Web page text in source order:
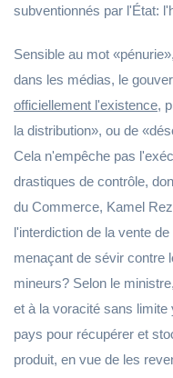
subventionnés par l'État:
Sensible au mot
dans les médias, le
officiellement l'existence,
la distribution», ou de
Cela n'empêche pas
drastiques de contrôle,
du Commerce, Kamel
l'interdiction de la vente
menaçant de sévir contre
mineurs? Selon le
et à la voracité sans
pays pour récupérer et
produit, en vue de les